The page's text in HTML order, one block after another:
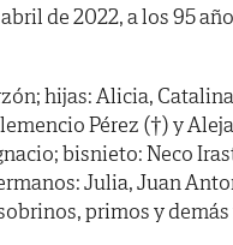
de 2022, a los 95
hijas: Alicia,
Pérez (†) y
bisnieto: Neco
Julia, Juan
primos y